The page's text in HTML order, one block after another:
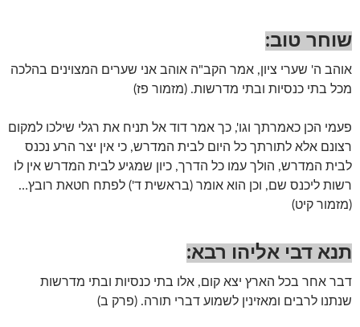
שוחר טוב:
אוהב ה' שערי ציון, אמר הקב"ה אוהב אני שערים המצוינים בהלכה
מכל בתי כנסיות ובתי מדרשות. (מזמור פז)
פעמי הכן כאמרתך וגו', כך אמר דוד אל תניח את רגלי שילכו למקום
רצונם אלא לתורתך כל היום לבית המדרש, כי אין יצר הרע נכנס
לבית המדרש, הולך עמו כל הדרך, כיון שמגיע לבית המדרש אין לו
רשות ליכנס שם, וכן הוא אומר (בראשית ד') לפתח חטאת רובץ…
(מזמור קיט)
תנא דבי אליהו רבא:
דבר אחר בכל הארץ יצא קום, אלו בתי כנסיות ובתי מדרשות
שנתנו לרבים ומאזינין לשמוע דברי תורה. (פרק ב)